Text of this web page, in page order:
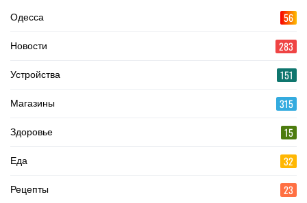
Одесса 56
Новости 283
Устройства 151
Магазины 315
Здоровье 15
Еда 32
Рецепты 23